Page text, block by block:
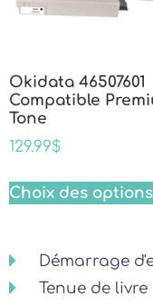
Okidata 46507601
Compatible
Tone
129.99$
Choix des options
Démarrage
Tenue de livre